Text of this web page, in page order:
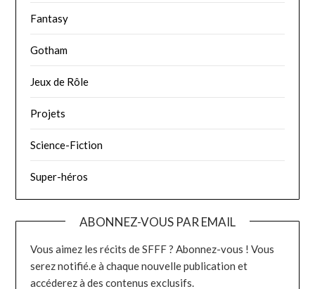
Fantasy
Gotham
Jeux de Rôle
Projets
Science-Fiction
Super-héros
ABONNEZ-VOUS PAR EMAIL
Vous aimez les récits de SFFF ? Abonnez-vous ! Vous
serez notifié.e à chaque nouvelle publication et
accéderez à des contenus exclusifs.